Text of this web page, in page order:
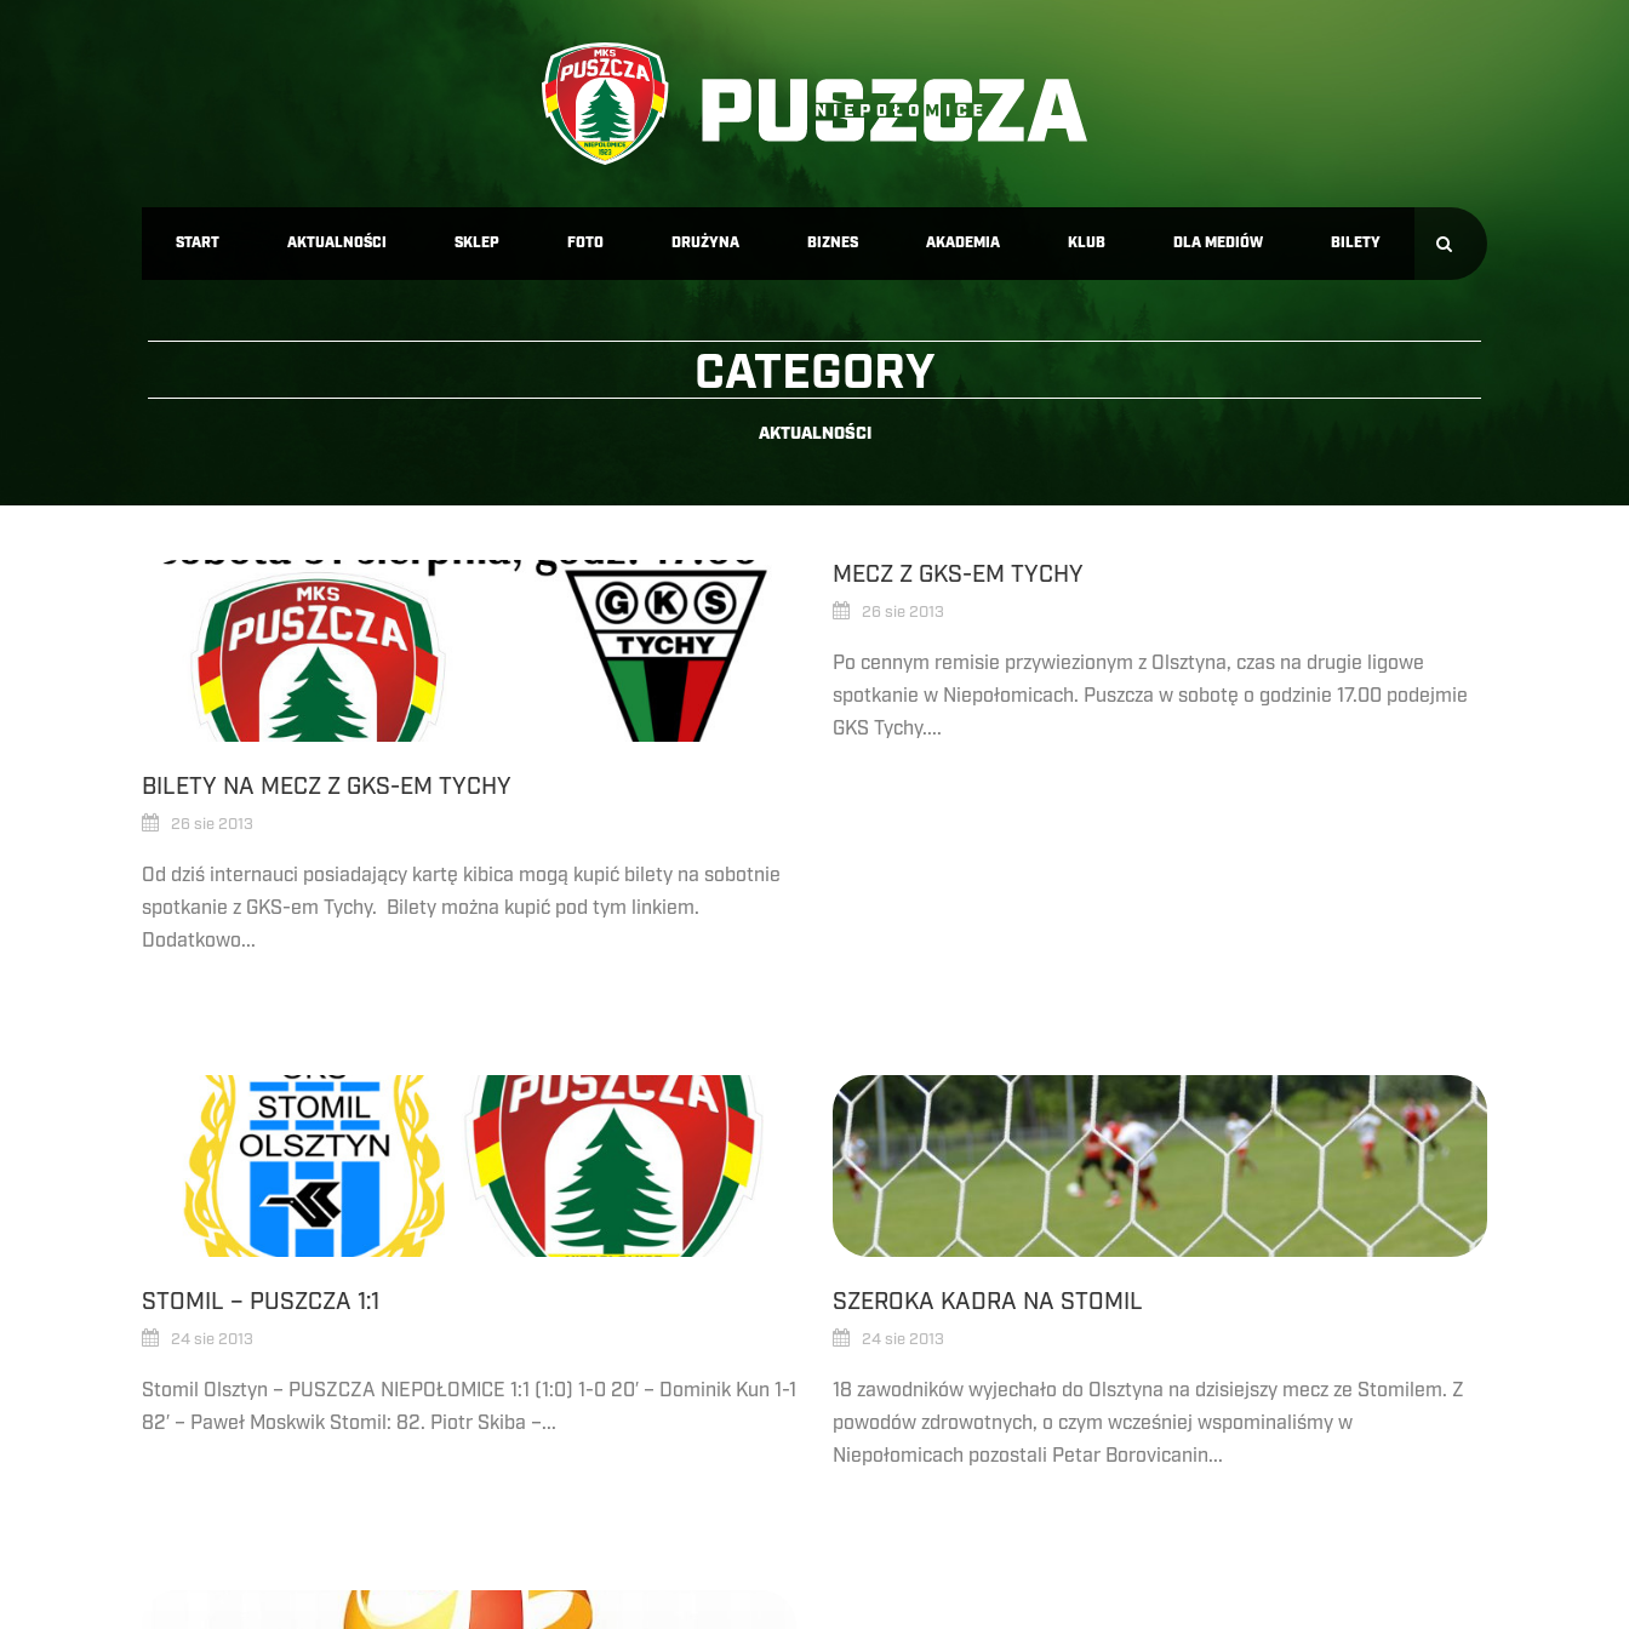
START AKTUALNOŚCI SKLEP FOTO DRUŻYNA BIZNES AKADEMIA KLUB DLA MEDIÓW BILETY
CATEGORY
AKTUALNOŚCI
BILETY NA MECZ Z GKS-EM TYCHY
26 sie 2013
Od dziś internauci posiadający kartę kibica mogą kupić bilety na sobotnie
spotkanie z GKS-em Tychy. Bilety można kupić pod tym linkiem.
Dodatkowo...
MECZ Z GKS-EM TYCHY
26 sie 2013
Po cennym remisie przywiezionym z Olsztyna, czas na drugie ligowe
spotkanie w Niepołomicach. Puszcza w sobotę o godzinie 17.00 podejmie
GKS Tychy....
STOMIL – PUSZCZA 1:1
24 sie 2013
Stomil Olsztyn – PUSZCZA NIEPOŁOMICE 1:1 (1:0) 1-0 20′ – Dominik Kun 1-1
82′ – Paweł Moskwik Stomil: 82. Piotr Skiba –...
SZEROKA KADRA NA STOMIL
24 sie 2013
18 zawodników wyjechało do Olsztyna na dzisiejszy mecz ze Stomilem. Z
powodów zdrowotnych, o czym wcześniej wspominaliśmy w
Niepołomicach pozostali Petar Borovicanin...